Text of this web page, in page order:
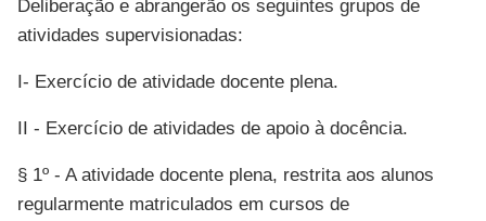
Deliberação e abrangerão os seguintes grupos de
atividades supervisionadas:
I- Exercício de atividade docente plena.
II - Exercício de atividades de apoio à docência.
§ 1º - A atividade docente plena, restrita aos alunos
regularmente matriculados em cursos de